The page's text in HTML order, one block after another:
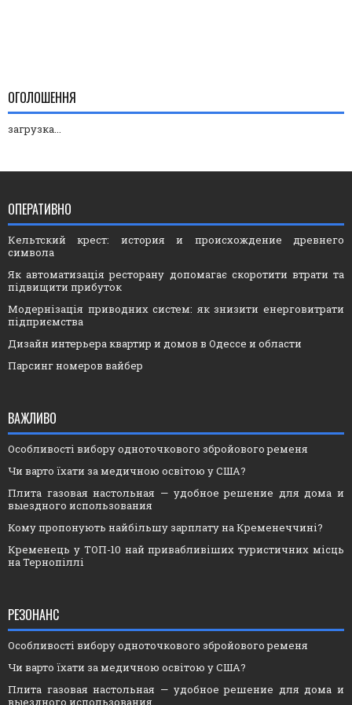
ОГОЛОШЕННЯ
загрузка...
ОПЕРАТИВНО
Кельтский крест: история и происхождение древнего
символа
Як автоматизація ресторану допомагає скоротити втрати та
підвищити прибуток
Модернізація приводних систем: як знизити енерговитрати
підприємства
Дизайн интерьера квартир и домов в Одессе и области
Парсинг номеров вайбер
ВАЖЛИВО
Особливості вибору одноточкового збройового ременя
Чи варто їхати за медичною освітою у США?
Плита газовая настольная — удобное решение для дома и
выездного использования
Кому пропонують найбільшу зарплату на Кременеччині?
Кременець у ТОП-10 най привабливіших туристичних місць
на Тернопіллі
РЕЗОНАНС
Особливості вибору одноточкового збройового ременя
Чи варто їхати за медичною освітою у США?
Плита газовая настольная — удобное решение для дома и